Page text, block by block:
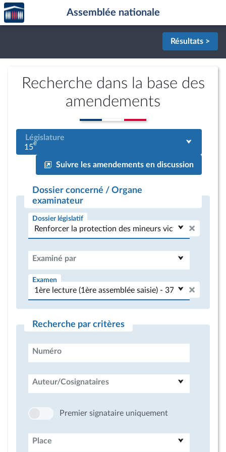
Aller au contenu
Aller en bas de la page
Accèder
à la
page
Assemblée nationale
Résultats >
Recherche dans la base des
amendements
Législature
15e
Suivre les amendements en discussion
Dossier concerné / Organe
examinateur
Dossier législatif
Examiné par
Examen
Recherche par critères
Numéro
Auteur/Cosignataires
Premier signataire uniquement
Place